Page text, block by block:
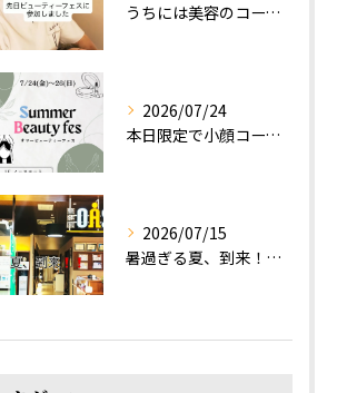
うちには美容のコースもあるって伝えなきゃ！えっほっえxty
2026/07/24
本日限定で小顔コース体験(ワンコイン)実施します！
2026/07/15
暑過ぎる夏、到来！だるさを感じる方は、結構不足！？